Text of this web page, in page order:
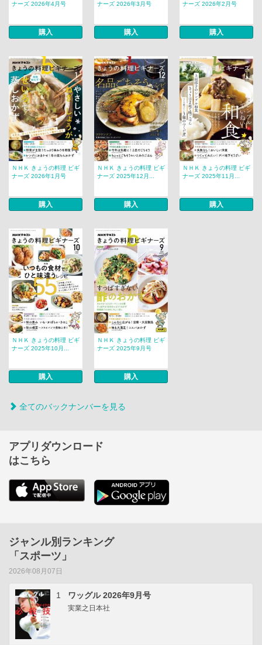
ナーズ 2026年4月号
購入
ナーズ 2026年3月号
購入
ナーズ 2026年2月号
購入
ＮＨＫ きょうの料理 ビギ
ナーズ 2026年1月号
購入
ＮＨＫ きょうの料理 ビギ
ナーズ 2025年12月...
購入
ＮＨＫ きょうの料理 ビギ
ナーズ 2025年11月...
購入
ＮＨＫ きょうの料理 ビギ
ナーズ 2025年10月...
購入
ＮＨＫ きょうの料理 ビギ
ナーズ 2025年9月号
購入
全てのバックナンバーを見る
アプリダウンロード
はこちら
ジャンル別ランキング
「スポーツ」
2026年08月07日
1 ワッグル 2026年9月号
実業之日本社